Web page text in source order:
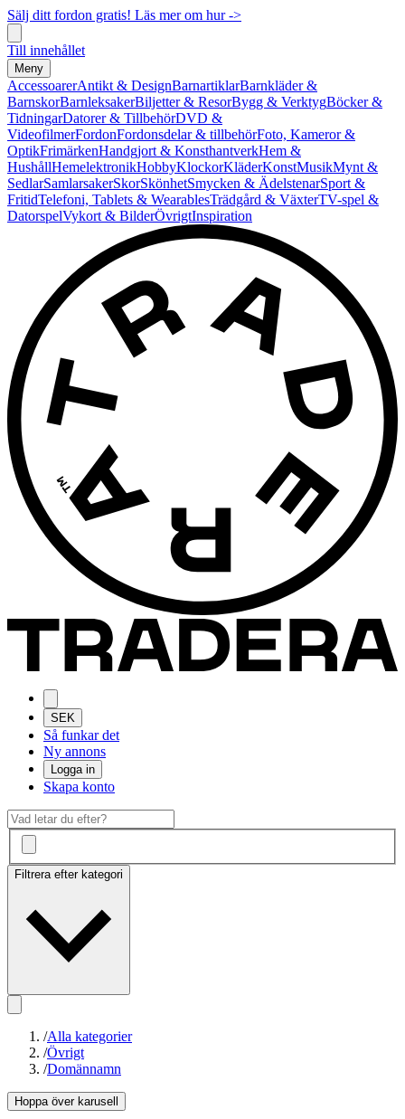
Sälj ditt fordon gratis! Läs mer om hur ->
Till innehållet
Meny
AccessoarerAntikt & DesignBarnartiklarBarnkläder &
BarnskorBarnleksakerBiljetter & ResorBygg & VerktygBöcker &
TidningarDatorer & TillbehörDVD &
VideofilmerFordonFordonsdelar & tillbehörFoto, Kameror &
OptikFrimärkenHandgjort & KonsthantverkHem &
HushållHemelektronikHobbyKlockorKläderKonstMusikMynt &
SedlarSamlarsakerSkorSkönhetSmycken & ÄdelstenarSport &
FritidTelefoni, Tablets & WearablesTrädgård & VäxterTV-spel &
DatorspelVykort & BilderÖvrigtInspiration
SEK
Så funkar det
Ny annons
Logga in
Skapa konto
Filtrera efter kategori
/Alla kategorier
/Övrigt
/Domännamn
Hoppa över karusell